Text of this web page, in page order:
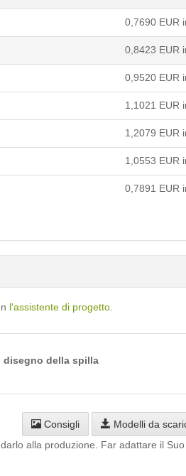
0,7690 EUR
0,8423 EUR
0,9520 EUR
1,1021 EUR
1,2079 EUR
1,0553 EUR
0,7891 EUR
l'assistente di progetto.
disegno della spilla
Consigli
Modelli da
alla produzione. Far adattare il Suo